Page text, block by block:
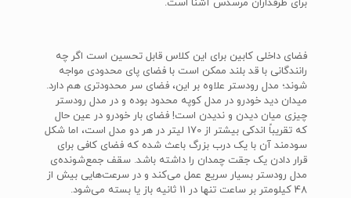
برای طرفداران مرسدس آشنا است.
فضای داخلی کابین برای این کلاس قابل تحسین است اگر چه
رانندگانی با قد بلند ممکن است با فضای پای محدودی مواجه
شوند؛ مدل رودستر علاوه بر این، فضای سر محدودتری هم دارد.
میدان دید خودرو در مدل کوپه محدود بوده و در مدل رودستر
چیزی میان دیدن و ندیدن است! فضای بار خودرو در عین حال
که تقریباً اندکی بیشتر از 170 لیتر در هر دو مدل است، اما شکل
سودمند آن با یک درب بزرگ باعث شده که فضای کافی برای
قرار دادن یک جقت چمدان را داشته باشد. سقف جمع‌شونده‌ی
مدل رودستر بسیار سریع عمل می‌کند و در سرعت‌هایی بیش از
48 کیلومتر بر ساعت تنها در 11 ثانیه باز یا بسته می‌شود.